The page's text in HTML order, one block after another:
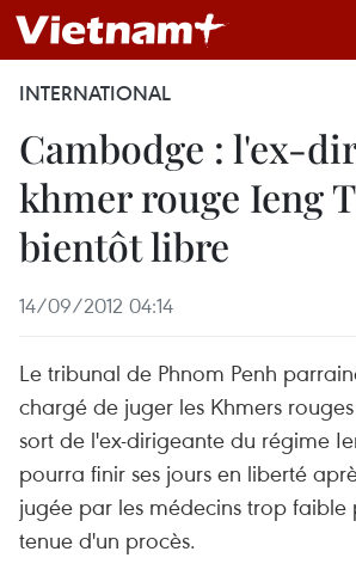
INTERNATIONAL
Cambodge : l'ex-
khmer rouge Ieng
bientôt libre
14/09/2012 04:14
Le tribunal de Phnom Penh
chargé de juger les Khmers
sort de l'ex-dirigeante du régime
pourra finir ses jours en liberté
jugée par les médecins trop faible
tenue d'un procès.